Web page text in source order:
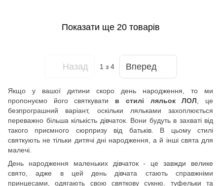
Показати ще 20 товарів
Назад 1 з 4 Вперед
Якщо у вашої дитини скоро день народження, то ми
пропонуємо його святкувати в стилі ляльок ЛОЛ, це
безпрограшний варіант, оскільки ляльками захоплюється
переважно більша кількість дівчаток. Вони будуть в захваті від
такого приємного сюрпризу від батьків. В цьому стилі
святкують не тільки дитячі дні народження, а й інші свята для
малечі.
День народження маленьких дівчаток - це завжди велике
свято, адже в цей день дівчата стають справжніми
принцесами, одягають свою святкову сукню, туфельки та